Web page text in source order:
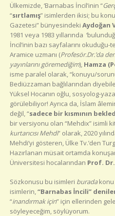
Ülkemizde, ‘Barnabas İncil’inin “
“sırtlamış” isimlerden ikisi; bu
Gazetesi” bünyesindeki Aydoğan
1981 veya 1983 yıllarında
İncil’inin bazı sayfalarını
Aramice uzmanı (Profesör.Dr.’da
yayınlarını göremediğim), Hamza
isme paralel olarak, “konuyu/
Bediüzzaman bağlılarından
Yüksel Hocanın oğlu, sosyolog-
görülebiliyor! Ayrıca da, İslam
değil, “sadece bir kısmının
bir versiyonu olan “Mehdix” isimli
kurtarıcısı Mehdi” olarak, 2020
Mehdi’yi gösteren, Ülke Tv.’den
Hazırlanan müsait ortamda
Üniversitesi hocalarından Prof.
Sözkonusu bu isimleri burada
isimlerin, “Barnabas İncili”
“inandırmak için” için ellerinden
söyleyeceğim, söylüyorum.